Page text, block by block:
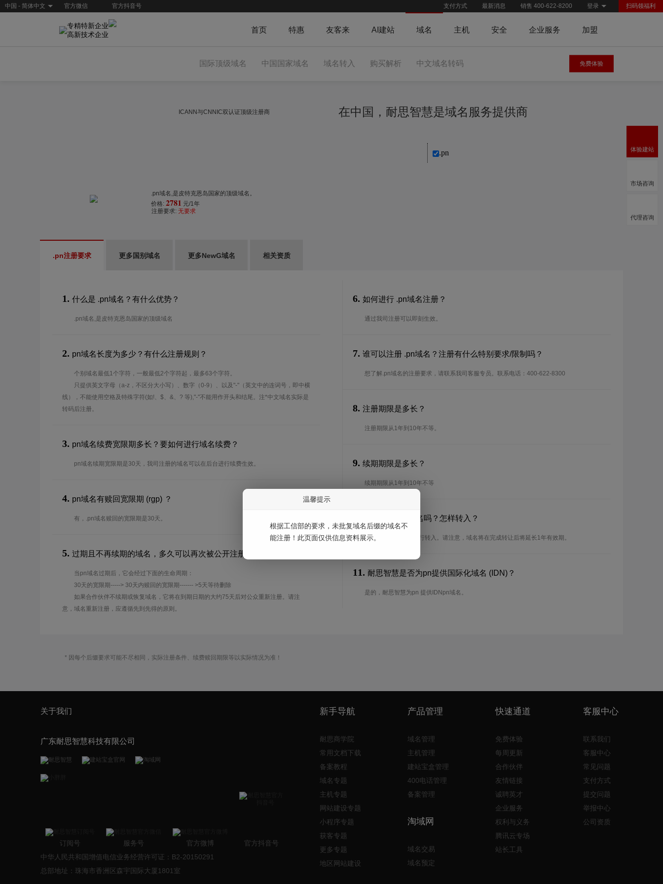
中国 - 简体中文 官方微信 官方抖音号 扫码领福利
登录
销售 400-622-8200
最新消息
支付方式
专精特新企业
高新技术企业
首页 特惠 友客来 AI建站 域名 主机 安全 企业服务 加盟
国际顶级域名 中国国家域名 域名转入 购买解析 中文域名转码 免费体验
ICANN与CNNIC双认证顶级注册商 在中国，耐思智慧是域名服务提供商
.pn
.pn域名,是皮特克恩岛国家的顶级域名。
价格: 2781 元/1年
注册要求: 无要求
.pn注册要求 更多国别域名 更多NewG域名 相关资质
1. 什么是 .pn域名？有什么优势？
.pn域名,是皮特克恩岛国家的顶级域名
2. pn域名长度为多少？有什么注册规则？
个别域名最低1个字符，一般最低2个字符起，最多63个字符。
只提供英文字母（a-z，不区分大小写）、数字（0-9）、以及"-"（英文中的连词号，即中横
线），不能使用空格及特殊字符(如!、$、&、? 等),"-"不能用作开头和结尾。注*中文域名实际是
转码后注册。
3. pn域名续费宽限期多长？要如何进行域名续费？
pn域名续期宽限期是30天，我司注册的域名可以在后台进行续费生效。
4. pn域名有赎回宽限期 (rgp) ？
有，.pn域名赎回的宽限期是30天。
5. 过期且不再续期的域名，多久可以再次被公开注册？
当pn域名过期后，它会经过下面的生命周期：
30天的宽限期-----> 30天内赎回的宽限期------- >5天等待删除
如果合作伙伴不续期或恢复域名，它将在到期日期的大约75天后对公众重新注册。请注
意，域名重新注册，应遵循先到先得的原则。
6. 如何进行 .pn域名注册？
通过我司注册可以即刻生效。
7. 谁可以注册 .pn域名？注册有什么特别要求/限制吗？
想了解.pn域名的注册要求，请联系我司客服专员。联系电话：400-622-8300
8. 注册期限是多长？
注册期限从1年到10年不等。
9. 续期期限是多长？
续期期限从1年到10年不等
可以转入pn域名吗？怎样转入？
是的，pn域名可以进行转入。请注意，域名将在完成转让后将延长1年有效期。
11. 耐思智慧是否为pn提供国际化域名 (IDN)？
是的，耐思智慧为pn 提供IDNpn域名。
* 因每个后缀要求可能不尽相同，实际注册条件、续费赎回期限等以实际情况为准！
关于我们
广东耐思智慧科技有限公司
订阅号 服务号 官方微博
官方抖音号
中华人民共和国增值电信业务经营许可证：B2-20150291
总部地址：珠海市香洲区森宇国际大厦1801室
新手导航
耐思商学院
常用文档下载
备案教程
域名专题
主机专题
网站建设专题
小程序专题
获客专题
更多专题
地区网站建设
产品管理
域名管理
主机管理
建站宝盒管理
400电话管理
备案管理
淘域网
域名交易
域名预定
快速通道
免费体验
每周更新
合作伙伴
友情链接
诚聘英才
企业服务
权利与义务
腾讯云专场
站长工具
客服中心
联系我们
客服中心
常见问题
支付方式
提交问题
举报中心
公司资质
体验建站
市场咨询
代理咨询
温馨提示
根据工信部的要求，未批复域名后缀的域名不
能注册！此页面仅供信息资料展示。